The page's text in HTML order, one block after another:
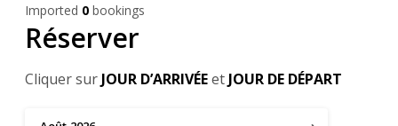
Imported 0bookings
Réserver
Cliquer sur JOUR D’ARRIVÉEet JOUR DE DÉPART